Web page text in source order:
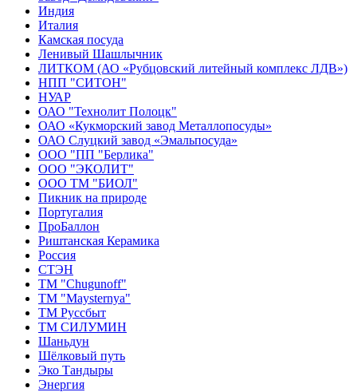
Индия
Италия
Камская посуда
Ленивый Шашлычник
ЛИТКОМ (АО «Рубцовский литейный комплекс ЛДВ»)
НПП "СИТОН"
НУАР
ОАО "Технолит Полоцк"
ОАО «Кукморский завод Металлопосуды»
ОАО Слуцкий завод «Эмальпосуда»
ООО "ПП "Берлика"
ООО "ЭКОЛИТ"
ООО ТМ "БИОЛ"
Пикник на природе
Португалия
ПроБаллон
Риштанская Керамика
Россия
СТЭН
ТМ "Chugunoff"
ТМ "Maysternya"
ТМ Руссбыт
ТМ СИЛУМИН
Шаньдун
Шёлковый путь
Эко Тандыры
Энергия